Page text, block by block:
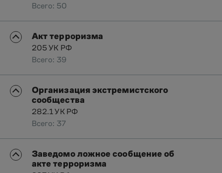
Всего: 50
Акт терроризма
205 УК РФ
Всего: 39
Организация экстремистского
сообщества
282.1 УК РФ
Всего: 37
Заведомо ложное сообщение об
акте терроризма